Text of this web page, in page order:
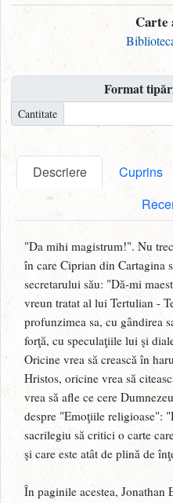
Carte
Format
Cantitate
Descriere Cuprins
"Da mihi magistrum!". Nu
în care Ciprian din Cartagina
secretarului său: "Dă-mi
vreun tratat al lui Tertulian -
profunzimea sa, cu gândirea
forţă, cu speculaţiile lui şi
Oricine vrea să crească în
Hristos, oricine vrea să
vrea să afle ce cere
despre "Emoţiile religioase":
sacrilegiu să critici o carte
şi care este atât de plină de
În paginile acestea, Jonathan